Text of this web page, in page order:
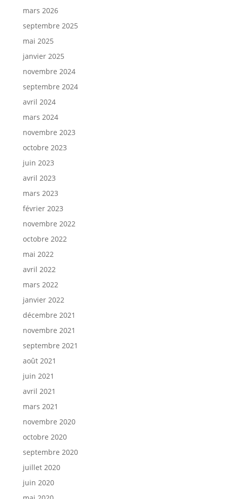
mars 2026
septembre 2025
mai 2025
janvier 2025
novembre 2024
septembre 2024
avril 2024
mars 2024
novembre 2023
octobre 2023
juin 2023
avril 2023
mars 2023
février 2023
novembre 2022
octobre 2022
mai 2022
avril 2022
mars 2022
janvier 2022
décembre 2021
novembre 2021
septembre 2021
août 2021
juin 2021
avril 2021
mars 2021
novembre 2020
octobre 2020
septembre 2020
juillet 2020
juin 2020